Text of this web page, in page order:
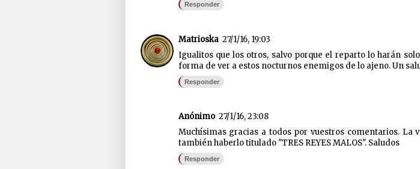
Responder
Matrioska 27/1/16, 19:03
Igualitos que los otros, salvo porque el reparto lo harán
forma de ver a estos nocturnos enemigos de lo ajeno. Un
Responder
Anónimo 27/1/16, 23:08
Muchísimas gracias a todos por vuestros comentarios. La
también haberlo titulado "TRES REYES MALOS". Saludos
Responder